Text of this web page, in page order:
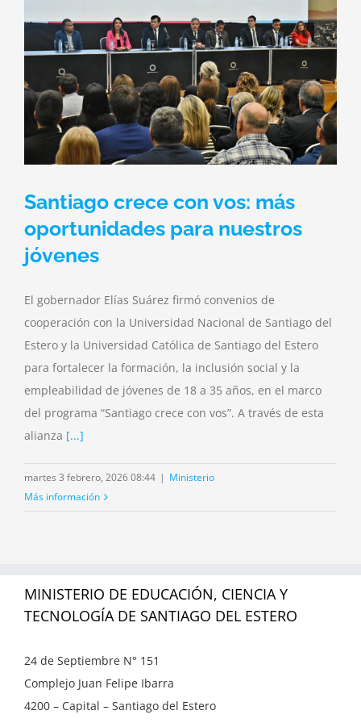
Santiago crece con vos: más
oportunidades para nuestros
jóvenes
El gobernador Elías Suárez firmó convenios de
cooperación con la Universidad Nacional de Santiago del
Estero y la Universidad Católica de Santiago del Estero
para fortalecer la formación, la inclusión social y la
empleabilidad de jóvenes de 18 a 35 años, en el marco
del programa “Santiago crece con vos”. A través de esta
alianza [...]
martes 3 febrero, 2026 08:44 | Ministerio
Más información
MINISTERIO DE EDUCACIÓN, CIENCIA Y
TECNOLOGÍA DE SANTIAGO DEL ESTERO
24 de Septiembre N° 151
Complejo Juan Felipe Ibarra
4200 – Capital – Santiago del Estero